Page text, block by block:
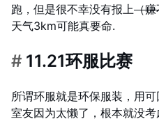
跑，但是很不幸没有报上（赚
天气3km可能真要命.
# 11.21环服比赛
所谓环服就是环保服装，用
室友因为太懒了，根本就没